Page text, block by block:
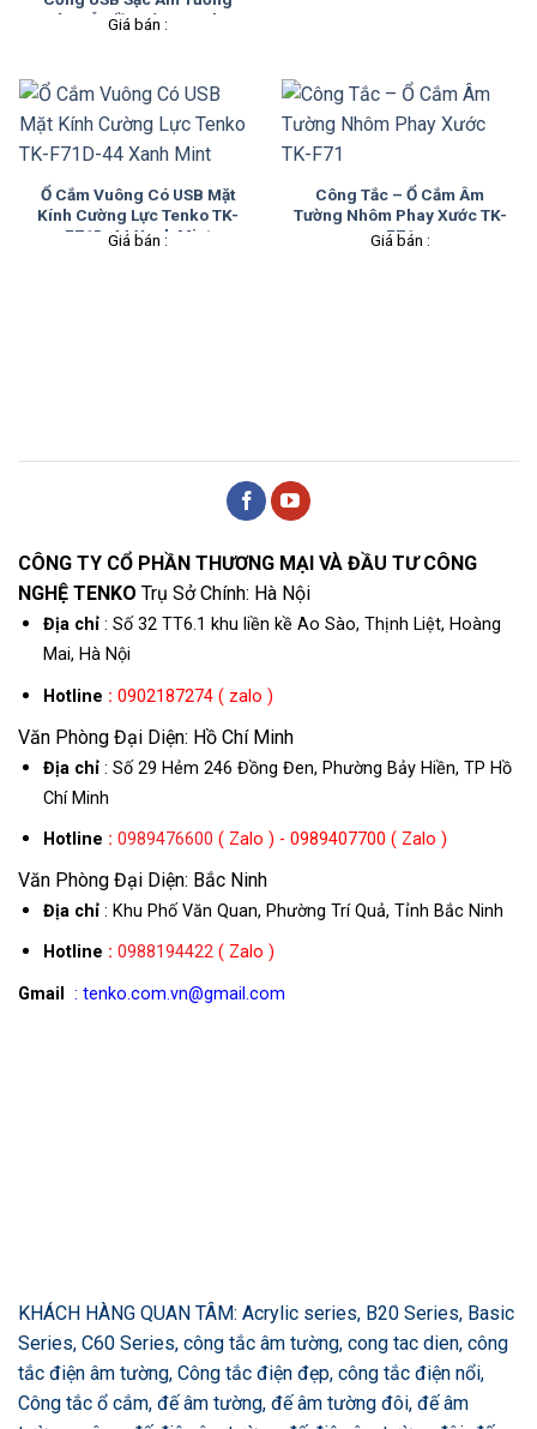
Vân Gỗ Viền Vàng Tenko
Giá bán :
Ổ Cắm Vuông Có USB Mặt
Kính Cường Lực Tenko TK-
F71D-44 Xanh Mint
Giá bán :
Công Tắc – Ổ Cắm Âm
Tường Nhôm Phay Xước TK-
F71
Giá bán :
CÔNG TY CỔ PHẦN THƯƠNG MẠI VÀ ĐẦU TƯ CÔNG
NGHỆ TENKO Trụ Sở Chính: Hà Nội
Địa chỉ: Số 32 TT6.1 khu liền kề Ao Sào, Thịnh Liệt, Hoàng
Mai, Hà Nội
Hotline : 0902187274 ( zalo )
Văn Phòng Đại Diện: Hồ Chí Minh
Địa chỉ: Số 29 Hẻm 246 Đồng Đen, Phường Bảy Hiền, TP Hồ
Chí Minh
Hotline : 0989476600 ( Zalo ) - 0989407700 ( Zalo )
Văn Phòng Đại Diện: Bắc Ninh
Địa chỉ: Khu Phố Văn Quan, Phường Trí Quả, Tỉnh Bắc Ninh
Hotline : 0988194422( Zalo )
Gmail : tenko.com.vn@gmail.com
KHÁCH HÀNG QUAN TÂM: Acrylic series, B20 Series, Basic
Series, C60 Series, công tắc âm tường, cong tac dien, công
tắc điện âm tường, Công tắc điện đẹp, công tắc điện nổi,
Công tắc ổ cắm, đế âm tường, đế âm tường đôi, đế âm